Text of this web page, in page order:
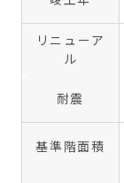
リニューア
ル
耐震
基準階面積